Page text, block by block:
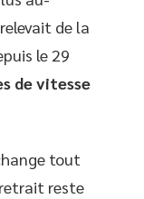
de la
le 29
de vitesse
tout
reste